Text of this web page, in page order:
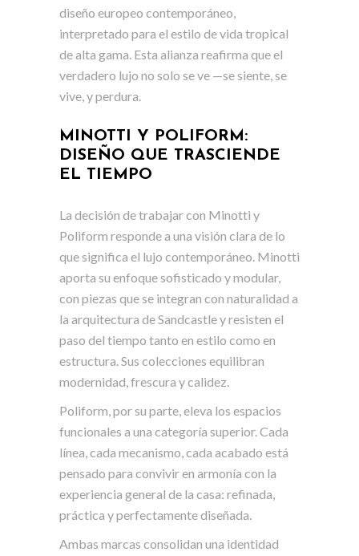
diseño europeo contemporáneo,
interpretado para el estilo de vida tropical
de alta gama. Esta alianza reafirma que el
verdadero lujo no solo se ve —se siente, se
vive, y perdura.
MINOTTI Y POLIFORM:
DISEÑO QUE TRASCIENDE
EL TIEMPO
La decisión de trabajar con Minotti y
Poliform responde a una visión clara de lo
que significa el lujo contemporáneo. Minotti
aporta su enfoque sofisticado y modular,
con piezas que se integran con naturalidad a
la arquitectura de Sandcastle y resisten el
paso del tiempo tanto en estilo como en
estructura. Sus colecciones equilibran
modernidad, frescura y calidez.
Poliform, por su parte, eleva los espacios
funcionales a una categoría superior. Cada
línea, cada mecanismo, cada acabado está
pensado para convivir en armonía con la
experiencia general de la casa: refinada,
práctica y perfectamente diseñada.
Ambas marcas consolidan una identidad